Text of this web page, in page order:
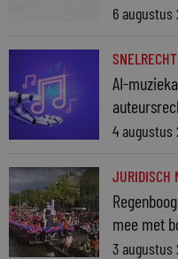
6 augustus
SNELRECHT
AI-
4 augustus
JURIDISCH
mee met
3 augustus